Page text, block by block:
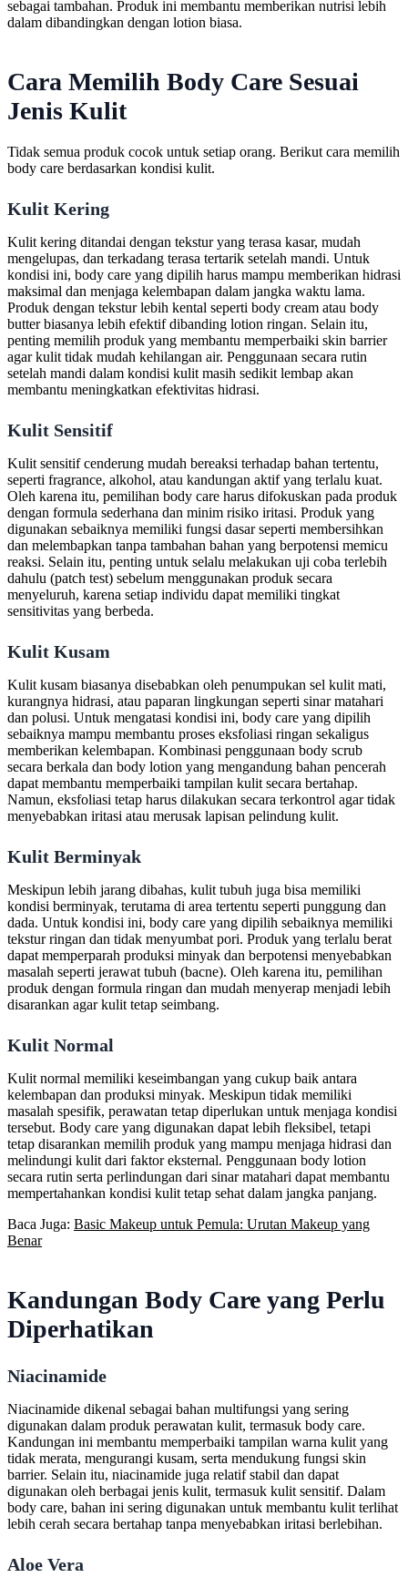
sebagai tambahan. Produk ini membantu memberikan nutrisi lebih
dalam dibandingkan dengan lotion biasa.
Cara Memilih Body Care Sesuai
Jenis Kulit
Tidak semua produk cocok untuk setiap orang. Berikut cara memilih
body care berdasarkan kondisi kulit.
Kulit Kering
Kulit kering ditandai dengan tekstur yang terasa kasar, mudah
mengelupas, dan terkadang terasa tertarik setelah mandi. Untuk
kondisi ini, body care yang dipilih harus mampu memberikan hidrasi
maksimal dan menjaga kelembapan dalam jangka waktu lama.
Produk dengan tekstur lebih kental seperti body cream atau body
butter biasanya lebih efektif dibanding lotion ringan. Selain itu,
penting memilih produk yang membantu memperbaiki skin barrier
agar kulit tidak mudah kehilangan air. Penggunaan secara rutin
setelah mandi dalam kondisi kulit masih sedikit lembap akan
membantu meningkatkan efektivitas hidrasi.
Kulit Sensitif
Kulit sensitif cenderung mudah bereaksi terhadap bahan tertentu,
seperti fragrance, alkohol, atau kandungan aktif yang terlalu kuat.
Oleh karena itu, pemilihan body care harus difokuskan pada produk
dengan formula sederhana dan minim risiko iritasi. Produk yang
digunakan sebaiknya memiliki fungsi dasar seperti membersihkan
dan melembapkan tanpa tambahan bahan yang berpotensi memicu
reaksi. Selain itu, penting untuk selalu melakukan uji coba terlebih
dahulu (patch test) sebelum menggunakan produk secara
menyeluruh, karena setiap individu dapat memiliki tingkat
sensitivitas yang berbeda.
Kulit Kusam
Kulit kusam biasanya disebabkan oleh penumpukan sel kulit mati,
kurangnya hidrasi, atau paparan lingkungan seperti sinar matahari
dan polusi. Untuk mengatasi kondisi ini, body care yang dipilih
sebaiknya mampu membantu proses eksfoliasi ringan sekaligus
memberikan kelembapan. Kombinasi penggunaan body scrub
secara berkala dan body lotion yang mengandung bahan pencerah
dapat membantu memperbaiki tampilan kulit secara bertahap.
Namun, eksfoliasi tetap harus dilakukan secara terkontrol agar tidak
menyebabkan iritasi atau merusak lapisan pelindung kulit.
Kulit Berminyak
Meskipun lebih jarang dibahas, kulit tubuh juga bisa memiliki
kondisi berminyak, terutama di area tertentu seperti punggung dan
dada. Untuk kondisi ini, body care yang dipilih sebaiknya memiliki
tekstur ringan dan tidak menyumbat pori. Produk yang terlalu berat
dapat memperparah produksi minyak dan berpotensi menyebabkan
masalah seperti jerawat tubuh (bacne). Oleh karena itu, pemilihan
produk dengan formula ringan dan mudah menyerap menjadi lebih
disarankan agar kulit tetap seimbang.
Kulit Normal
Kulit normal memiliki keseimbangan yang cukup baik antara
kelembapan dan produksi minyak. Meskipun tidak memiliki
masalah spesifik, perawatan tetap diperlukan untuk menjaga kondisi
tersebut. Body care yang digunakan dapat lebih fleksibel, tetapi
tetap disarankan memilih produk yang mampu menjaga hidrasi dan
melindungi kulit dari faktor eksternal. Penggunaan body lotion
secara rutin serta perlindungan dari sinar matahari dapat membantu
mempertahankan kondisi kulit tetap sehat dalam jangka panjang.
Baca Juga: Basic Makeup untuk Pemula: Urutan Makeup yang
Benar
Kandungan Body Care yang Perlu
Diperhatikan
Niacinamide
Niacinamide dikenal sebagai bahan multifungsi yang sering
digunakan dalam produk perawatan kulit, termasuk body care.
Kandungan ini membantu memperbaiki tampilan warna kulit yang
tidak merata, mengurangi kusam, serta mendukung fungsi skin
barrier. Selain itu, niacinamide juga relatif stabil dan dapat
digunakan oleh berbagai jenis kulit, termasuk kulit sensitif. Dalam
body care, bahan ini sering digunakan untuk membantu kulit terlihat
lebih cerah secara bertahap tanpa menyebabkan iritasi berlebihan.
Aloe Vera